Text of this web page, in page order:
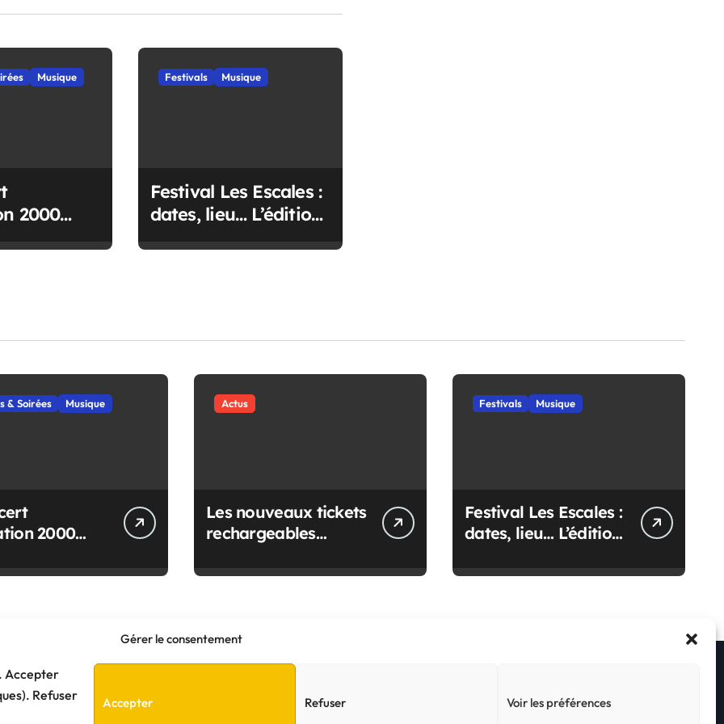
Gérer le consentement
Accepter
Refuser
Accepter Refuser Voir les préférences
Musique
2000
Festivals Musique
Festival Les Escales :
dates, lieu… L’édition
& Soirées Musique
2000
Actus
Les nouveaux tickets
rechargeables
Festivals Musique
Festival Les Escales :
dates, lieu… L’édition